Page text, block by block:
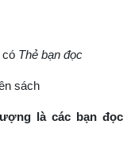
có Thẻ bạn đọc
sách
là các bạn đọc